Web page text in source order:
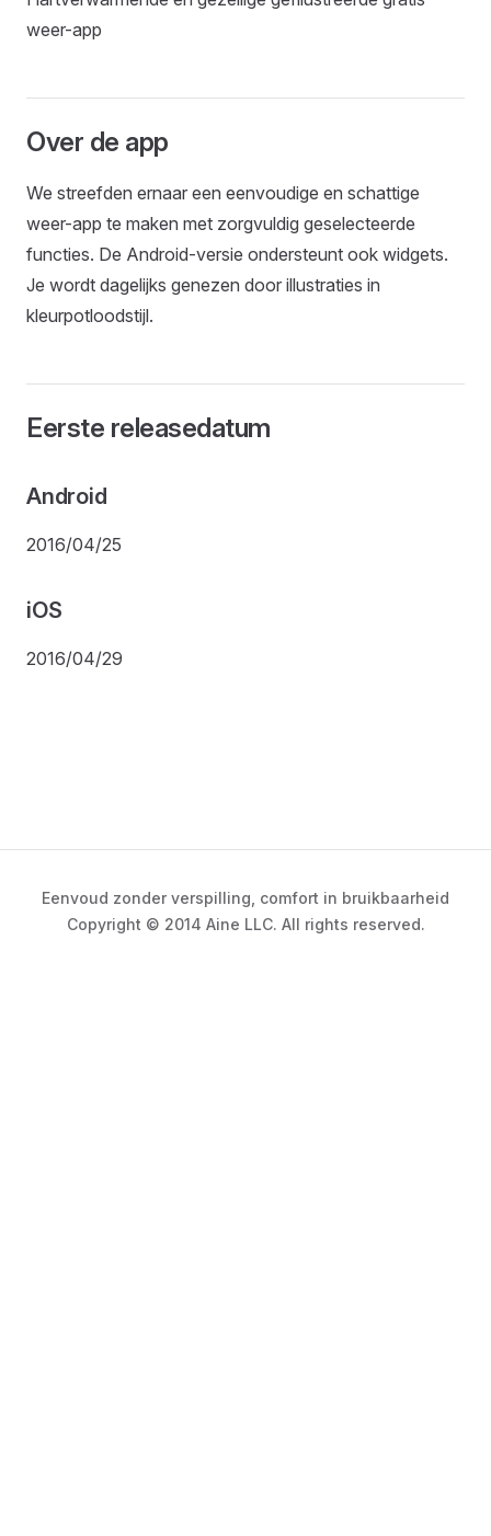
weer-app
Over de app
We streefden ernaar een eenvoudige en schattige
weer-app te maken met zorgvuldig geselecteerde
functies. De Android-versie ondersteunt ook widgets.
Je wordt dagelijks genezen door illustraties in
kleurpotloodstijl.
Eerste releasedatum
Android
2016/04/25
iOS
2016/04/29
Eenvoud zonder verspilling, comfort in bruikbaarheid
Copyright © 2014 Aine LLC. All rights reserved.